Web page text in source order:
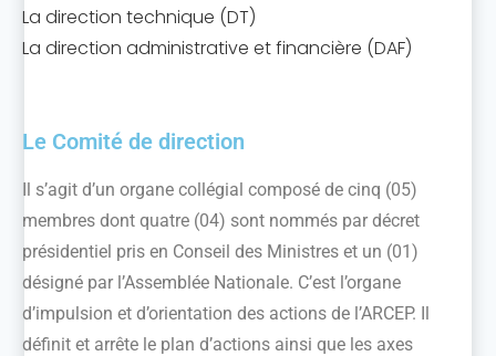
La direction technique (DT)
La direction administrative et financière (DAF)
Le Comité de direction
Il s’agit d’un organe collégial composé de cinq (05)
membres dont quatre (04) sont nommés par décret
présidentiel pris en Conseil des Ministres et un (01)
désigné par l’Assemblée Nationale. C’est l’organe
d’impulsion et d’orientation des actions de l’ARCEP. Il
définit et arrête le plan d’actions ainsi que les axes